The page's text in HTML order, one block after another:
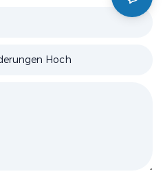
Hoch